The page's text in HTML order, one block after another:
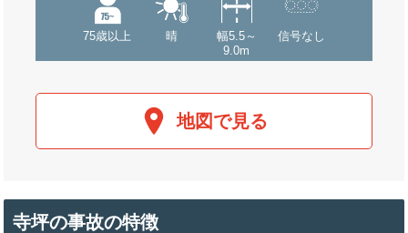
75歳以上 晴
幅5.5～
9.0m
信号なし
地図で見る
寺坪の事故の特徴